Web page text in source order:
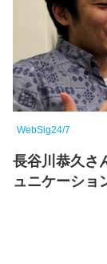
WebSig24/7
長谷川恭久さ
ュニケーショ